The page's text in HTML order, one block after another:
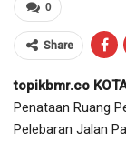
0
Share
topikbmr.co
Penataan Ruang
Pelebaran Jalan